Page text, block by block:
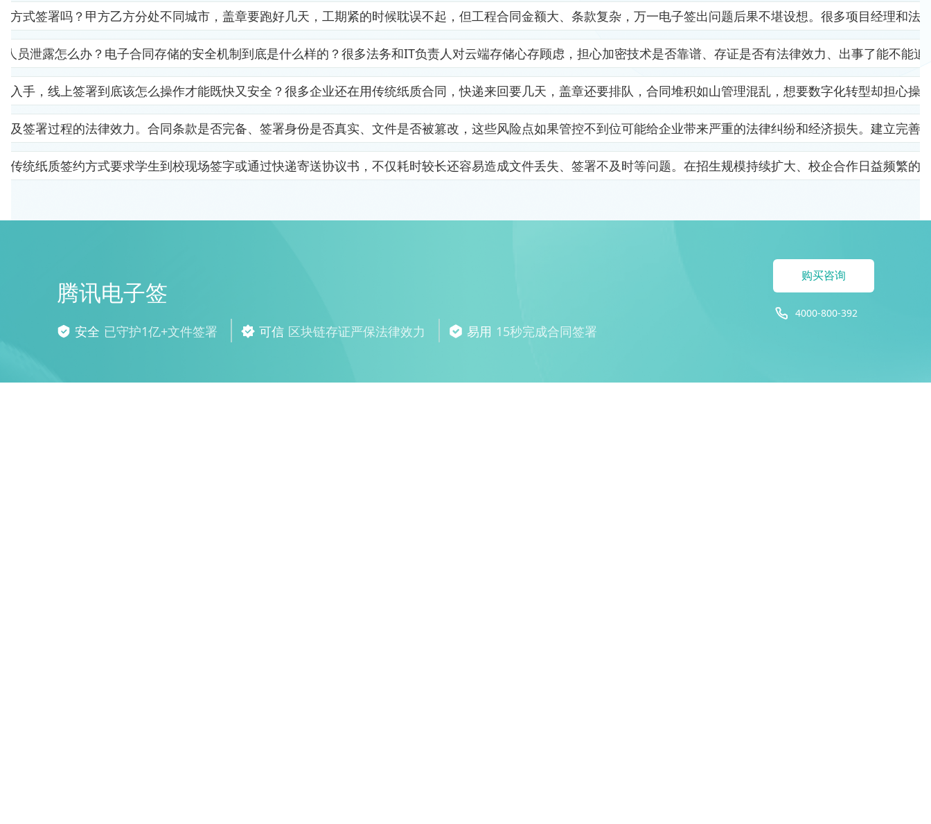
方式签署吗？甲方乙方分处不同城市，盖章要跑好几天，工期紧的时候耽误不起，但工程合同金额大、条款复杂，万一电子签出问题后果不堪设想。很多项目经理和法
员泄露怎么办？电子合同存储的安全机制到底是什么样的？很多法务和IT负责人对云端存储心存顾虑，担心加密技术是否靠谱、存证是否有法律效力、出事了能不能
入手，线上签署到底该怎么操作才能既快又安全？很多企业还在用传统纸质合同，快递来回要几天，盖章还要排队，合同堆积如山管理混乱，想要数字化转型却担心操
签署过程的法律效力。合同条款是否完备、签署身份是否真实、文件是否被篡改，这些风险点如果管控不到位可能给企业带来严重的法律纠纷和经济损失。建立完
统纸质签约方式要求学生到校现场签字或通过快递寄送协议书，不仅耗时较长还容易造成文件丢失、签署不及时等问题。在招生规模持续扩大、校企合作日益频繁
腾讯电子签
安全 已守护1亿+文件签署 可信 区块链存证严保法律效力 易用 15秒完成合同签署
购买咨询
4000-800-392